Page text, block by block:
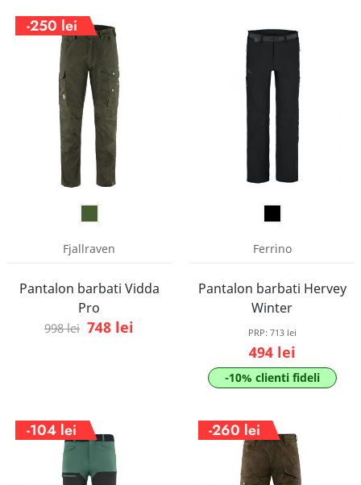
-250 lei
Fjallraven
Pantalon barbati Vidda
Pro
998 lei 748 lei
Ferrino
Pantalon barbati Hervey
Winter
PRP: 713 lei
494 lei
-10% clienti fideli
-104 lei -260 lei